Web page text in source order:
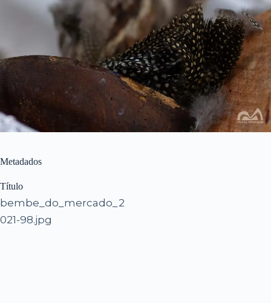
Metadados
Título
bembe_do_mercado_2
021-98.jpg